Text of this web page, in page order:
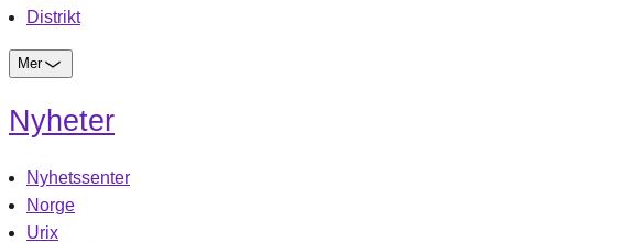
Distrikt
Mer
Nyheter
Nyhetssenter
Norge
Urix